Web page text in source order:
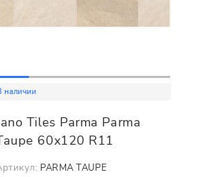
наличии
Tiles Parma Parma
60x120 R11
PARMA TAUPE